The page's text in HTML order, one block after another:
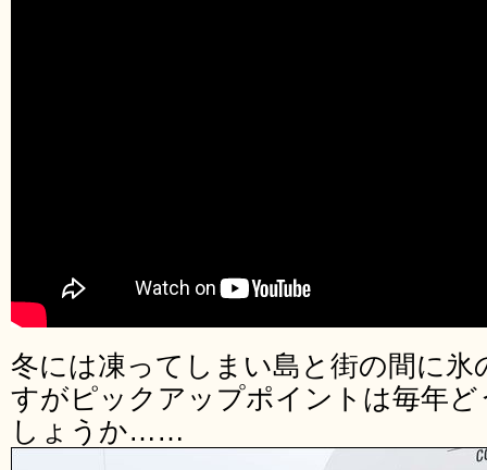
冬には凍ってしまい島と街の間に
すがピックアップポイントは毎年
しょうか……